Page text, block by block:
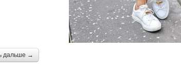
дальше →